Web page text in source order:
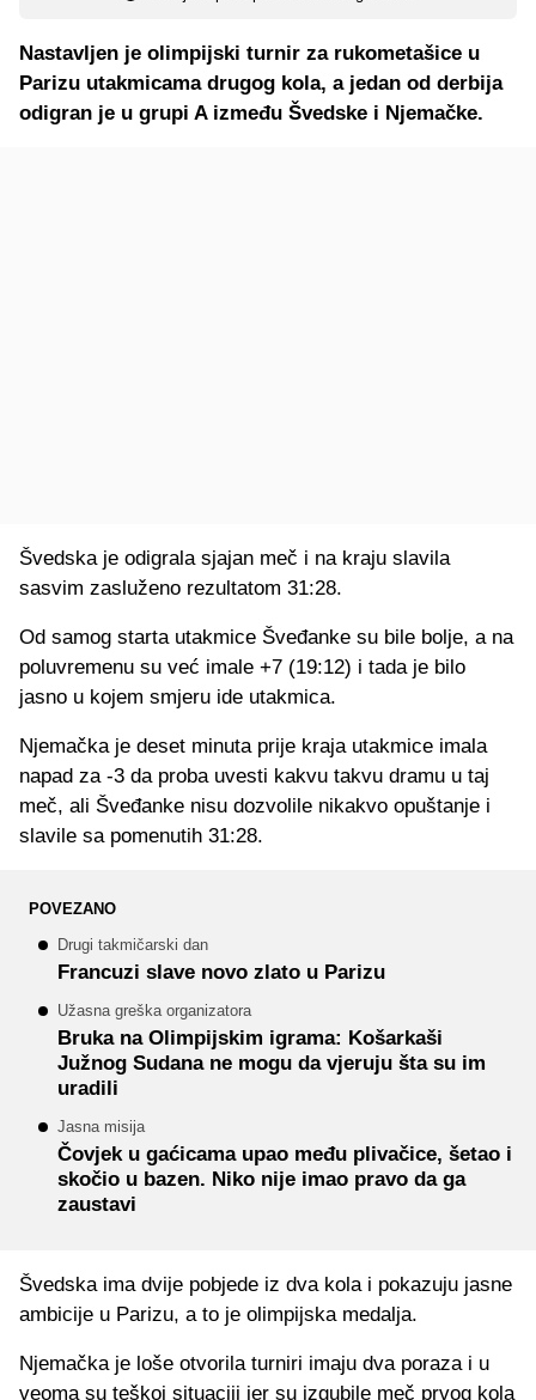
Nastavljen je olimpijski turnir za rukometašice u
Parizu utakmicama drugog kola, a jedan od derbija
odigran je u grupi A između Švedske i Njemačke.
Švedska je odigrala sjajan meč i na kraju slavila
sasvim zasluženo rezultatom 31:28.
Od samog starta utakmice Šveđanke su bile bolje, a na
poluvremenu su već imale +7 (19:12) i tada je bilo
jasno u kojem smjeru ide utakmica.
Njemačka je deset minuta prije kraja utakmice imala
napad za -3 da proba uvesti kakvu takvu dramu u taj
meč, ali Šveđanke nisu dozvolile nikakvo opuštanje i
slavile sa pomenutih 31:28.
POVEZANO
Drugi takmičarski dan
Francuzi slave novo zlato u Parizu
Užasna greška organizatora
Bruka na Olimpijskim igrama: Košarkaši
Južnog Sudana ne mogu da vjeruju šta su im
uradili
Jasna misija
Čovjek u gaćicama upao među plivačice, šetao i
skočio u bazen. Niko nije imao pravo da ga
zaustavi
Švedska ima dvije pobjede iz dva kola i pokazuju jasne
ambicije u Parizu, a to je olimpijska medalja.
Njemačka je loše otvorila turniri imaju dva poraza i u
veoma su teškoj situaciji jer su izgubile meč prvog kola